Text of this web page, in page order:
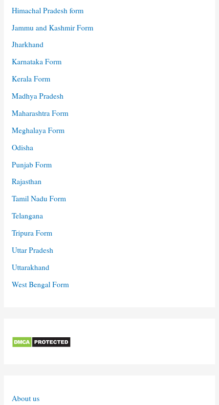
Himachal Pradesh form
Jammu and Kashmir Form
Jharkhand
Karnataka Form
Kerala Form
Madhya Pradesh
Maharashtra Form
Meghalaya Form
Odisha
Punjab Form
Rajasthan
Tamil Nadu Form
Telangana
Tripura Form
Uttar Pradesh
Uttarakhand
West Bengal Form
About us